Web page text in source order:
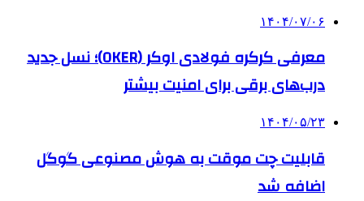
۱۴۰۴/۰۷/۰۶
معرفی کرکره فولادی اوکر (OKER)؛ نسل جدید
درب‌های برقی برای امنیت بیشتر
۱۴۰۴/۰۵/۲۳
قابلیت چت موقت به هوش مصنوعی گوگل
اضافه شد